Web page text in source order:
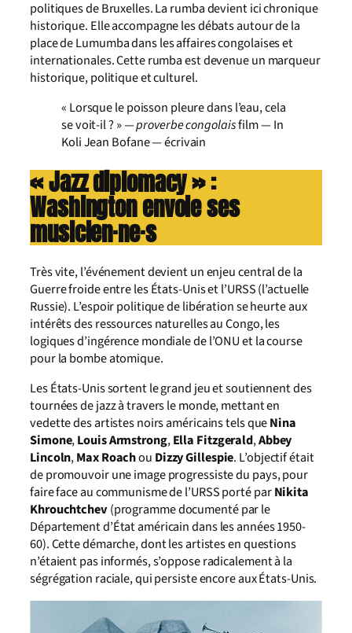
politiques de Bruxelles. La rumba devient ici chronique
historique. Elle accompagne les débats autour de la
place de Lumumba dans les affaires congolaises et
internationales. Cette rumba est devenue un marqueur
historique, politique et culturel.
« Lorsque le poisson pleure dans l’eau, cela
se voit-il ? » —proverbe congolaisfilm — In
Koli Jean Bofane — écrivain
« Jazz diplomacy » :
Washington envoie ses
musicien·ne·s
Très vite, l’événement devient un enjeu central de la
Guerre froide entre les États-Unis et l’URSS (l’actuelle
Russie). L’espoir politique de libération se heurte aux
intérêts des ressources naturelles au Congo, les
logiques d’ingérence mondiale de l’ONU et la course
pour la bombe atomique.
Les États-Unis sortent le grand jeu et soutiennent des
tournées de jazz à travers le monde, mettant en
vedette des artistes noirs américains tels queNina
Simone,Louis Armstrong,Ella Fitzgerald,Abbey
Lincoln,Max Roachou Dizzy Gillespie. L’objectif était
de promouvoir une image progressiste du pays, pour
faire face au communisme de l’URSS porté parNikita
Khrouchtchev(programme documenté par le
Département d’État américain dans les années 1950-
60). Cette démarche, dont les artistes en questions
n’étaient pas informés, s’oppose radicalement à la
ségrégation raciale, qui persiste encore aux États-Unis.